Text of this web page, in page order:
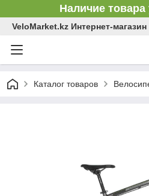
Наличие товара
VeloMarket.kz Интернет-магазин
Каталог товаров